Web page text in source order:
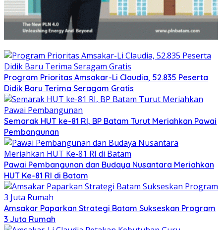
Program Prioritas Amsakar-Li Claudia, 52.835 Peserta
Didik Baru Terima Seragam Gratis
Semarak HUT ke-81 RI, BP Batam Turut Meriahkan Pawai
Pembangunan
Pawai Pembangunan dan Budaya Nusantara Meriahkan
HUT Ke-81 RI di Batam
Amsakar Paparkan Strategi Batam Sukseskan Program
3 Juta Rumah